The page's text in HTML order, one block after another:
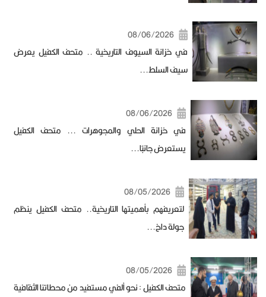
08/06/2026
في خزانة السيوف التاريخية .. متحف الكفيل يعرض
سيف السلط...
08/06/2026
في خزانة الحلي والمجوهرات ... متحف الكفيل
يستعرض جانبًا...
08/05/2026
لتعريفهم بأهميتها التاريخية.. متحف الكفيل ينظم
جولة داخ...
08/05/2026
متحف الكفيل : نحو ألفي مستفيد من محطاتنا الثقافية